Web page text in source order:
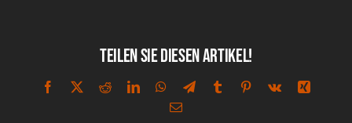
Teilen Sie diesen Artikel!
Facebook
X RedditLinkedInWhatsApp
TelegramTumblr Pinterest
Vk
Xing
E-